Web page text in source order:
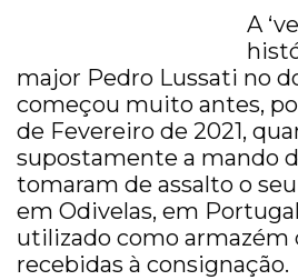
A
major Pedro Lussati no
começou muito antes,
de Fevereiro de 2021,
supostamente a mando
tomaram de assalto o
em Odivelas, em
utilizado como armazém
recebidas à consignação.